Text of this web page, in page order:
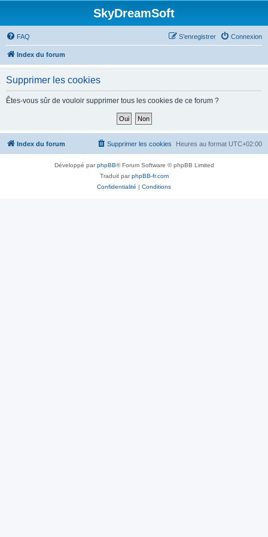
SkyDreamSoft
FAQ Connexion
S’enregistrer
Index du forum
Supprimer les cookies
Êtes-vous sûr de vouloir supprimer tous les cookies de ce forum ?
Index du forum Heures au format UTC+02:00
Supprimer les cookies
Développé parphpBB® Forum Software © phpBB Limited
Traduit parphpBB-fr.com
Confidentialité | Conditions